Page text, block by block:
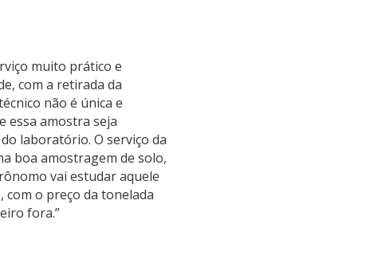
muito prático e
com a retirada da
não é única e
essa amostra seja
laboratório. O serviço da
boa amostragem de solo,
vai estudar aquele
o preço da tonelada
fora.”